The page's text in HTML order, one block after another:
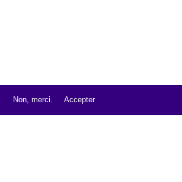
Non, merci. Accepter